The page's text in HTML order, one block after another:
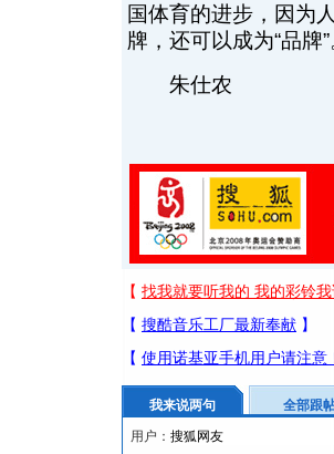
国体育的进步，因为
牌，还可以成为“品牌”
朱仕农
我来说两句 全部跟
用户：